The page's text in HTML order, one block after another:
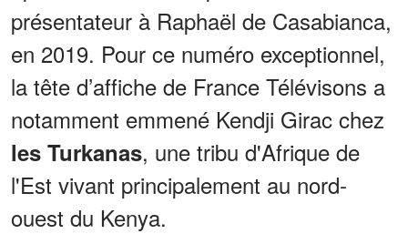
présentateur à Raphaël de Casabianca,
en 2019. Pour ce numéro exceptionnel,
la tête d’affiche de France Télévisons a
notamment emmené Kendji Girac chez
les Turkanas, une tribu d'Afrique de
l'Est vivant principalement au nord-
ouest du Kenya.